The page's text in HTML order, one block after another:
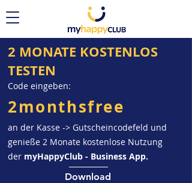
2 MONATE KOSTENLOS
TESTEN
Code eingeben:
2monthsfree
an der Kasse -> Gutscheincodefeld und
genieße 2 Monate kostenlose Nutzung
der myHappyClub - Business App.
Download